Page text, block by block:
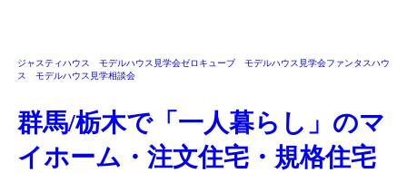
ジャスティハウス モデルハウス見学会ゼロキューブ モデルハウス見学会ファンタスハウ
ス モデルハウス見学相談会
群馬/栃木で「一人暮らし」のマ
イホーム・注文住宅・規格住宅